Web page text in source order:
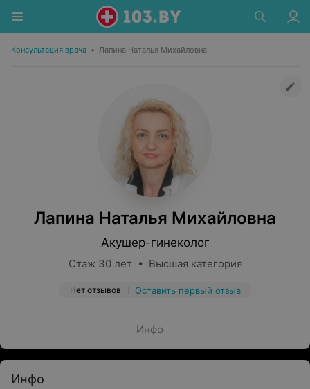
Консультация врача • Лапина Наталья Михайловна
Лапина Наталья Михайловна
Акушер-гинеколог
Стаж 30 лет • Высшая категория
Нет отзывов Оставить первый отзыв
Инфо
Инфо